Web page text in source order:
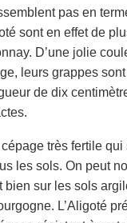
pas en
sont en effet de
D’une jolie
leurs grappes
de dix
cépage très fertile qui
les sols. On peut
bien sur les sols
L’Aligoté